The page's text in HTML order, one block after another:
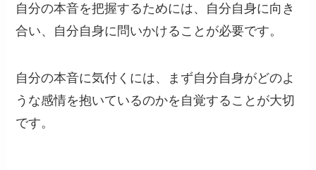
自分の本音を把握するためには、自分自身に向き
合い、自分自身に問いかけることが必要です。
自分の本音に気付くには、まず自分自身がどのよ
うな感情を抱いているのかを自覚することが大切
です。